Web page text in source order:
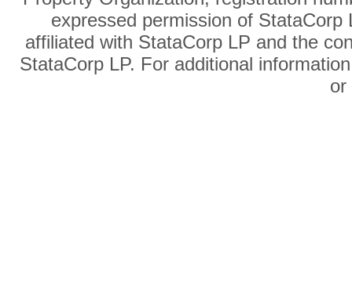
expressed permission of
affiliated with StataCorp LP and the
StataCorp LP. For additional
or